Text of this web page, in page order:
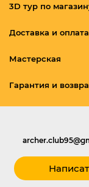
3D тур по
Доставка и оплата
Мастерская
Гарантия и